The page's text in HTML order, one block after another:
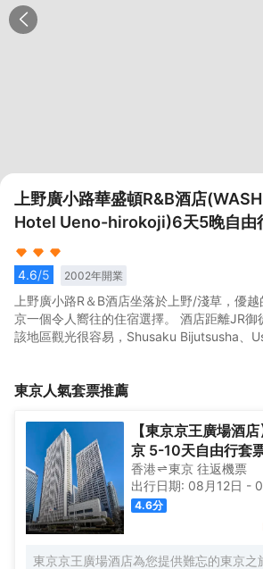
上野廣小路華盛頓R&B酒店
Hotel Ueno-hirokoji)6天5晚自由
4.6/5 2002年開業
上野廣小路R＆B酒店坐落於上野/淺草，優
京一個令人嚮往的住宿選擇。 酒店距離JR御徒町站僅有300m。在
該地區觀光很容易，Shusaku Bijutsusha、
Kuromontei都在酒店附近。</br>客房內的
增添家的温馨感。倘若您在忙碌的一天後想
和休閒設施，旨在為旅客營造多姿多彩的住
前台服務可為您隨時提供信息，以幫助您探
上野廣小路R＆B酒店坐落於上野/淺草，優
該地區觀光很容易，Shusaku Bijutsusha、
的考慮和安排，包括熨衣設備和空調，滿足
增添家的温馨感。倘若您在忙碌的一天後想
提供拖鞋和吹風機的客房浴室是不錯的選擇
和休閒設施，旨在為旅客營造多姿多彩的住
前台服務可為您隨時提供信息，以幫助您探
東京人氣套票推薦
【東京京王廣場酒
京 5-10天自由行套
香港 東京 往返機票
出行日期: 08月12日 -
4.6分
東京京王廣場酒店為您提供難忘的東京之